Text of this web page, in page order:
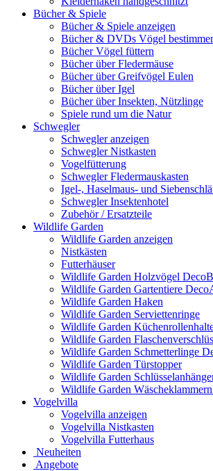
Bücher & Spiele
Bücher & Spiele anzeigen
Bücher & DVDs Vögel
Bücher Vögel füttern
Bücher über Fledermäuse
Bücher über Greifvögel Eulen
Bücher über Igel
Bücher über Insekten, Nützlinge
Spiele rund um die Natur
Schwegler
Schwegler anzeigen
Schwegler Nistkasten
Vogelfütterung
Schwegler Fledermauskasten
Igel-, Haselmaus- und
Schwegler Insektenhotel
Zubehör / Ersatzteile
Wildlife Garden
Wildlife Garden anzeigen
Nistkästen
Futterhäuser
Wildlife Garden Holzvögel
Wildlife Garden Gartentiere
Wildlife Garden Haken
Wildlife Garden Serviettenringe
Wildlife Garden
Wildlife Garden
Wildlife Garden Schmetterlinge
Wildlife Garden Türstopper
Wildlife Garden
Wildlife Garden
Vogelvilla
Vogelvilla anzeigen
Vogelvilla Nistkasten
Vogelvilla Futterhaus
Neuheiten
Angebote